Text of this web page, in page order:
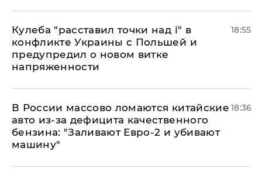
Кулеба "расставил точки над і" в
конфликте Украины с Польшей и
предупредил о новом витке
напряженности
18:55
В России массово ломаются китайские
авто из-за дефицита качественного
бензина: "Заливают Евро-2 и убивают
машину"
18:36